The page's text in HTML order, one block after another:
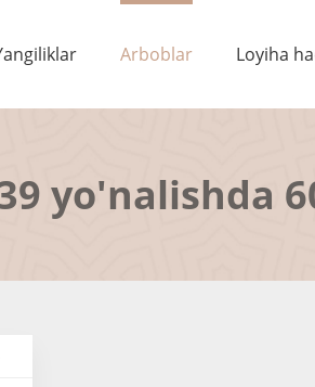
Arboblar Loyiha
yo'nalishda